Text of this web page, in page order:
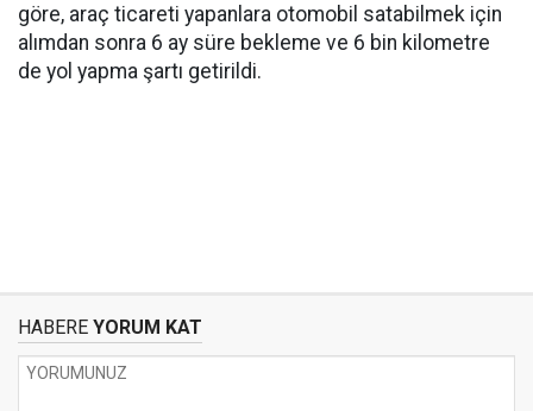
göre, araç ticareti yapanlara otomobil satabilmek için
alımdan sonra 6 ay süre bekleme ve 6 bin kilometre
de yol yapma şartı getirildi.
HABERE YORUM KAT